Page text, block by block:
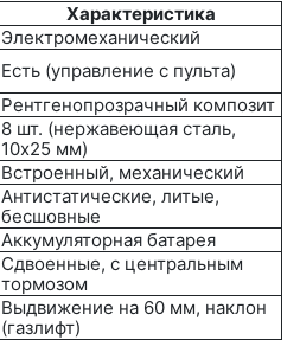
Характеристика
Электромеханический
Есть (управление с пульта)
Рентгенопрозрачный композит
8 шт. (нержавеющая сталь,
10х25 мм)
Встроенный, механический
Антистатические, литые,
бесшовные
Аккумуляторная батарея
Сдвоенные, с центральным
тормозом
Выдвижение на 60 мм, наклон
(газлифт)